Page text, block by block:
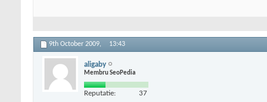
9th October 2009, 13:43
aligaby
Membru SeoPedia
Reputatie: 37